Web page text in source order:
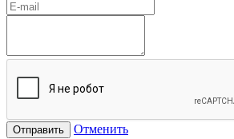
Отправить Отменить